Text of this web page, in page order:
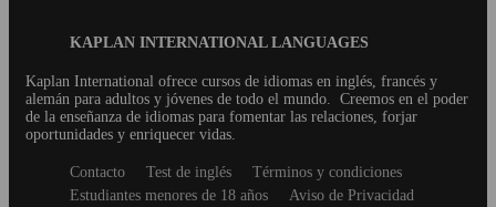
KAPLAN INTERNATIONAL LANGUAGES
Kaplan International ofrece cursos de idiomas en inglés, francés y
alemán para adultos y jóvenes de todo el mundo.
Creemos en el poder
de la enseñanza de idiomas para fomentar las relaciones, forjar
oportunidades y enriquecer vidas.
SecondaryContacto Test de inglés
Términos y condiciones
Estudiantes menores de 18 años
Aviso de Privacidad